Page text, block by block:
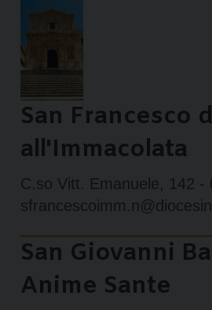
San Francesco
all'Immacolata
C.so Vitt. Emanuele, 142 -
San Giovanni
Anime Sante